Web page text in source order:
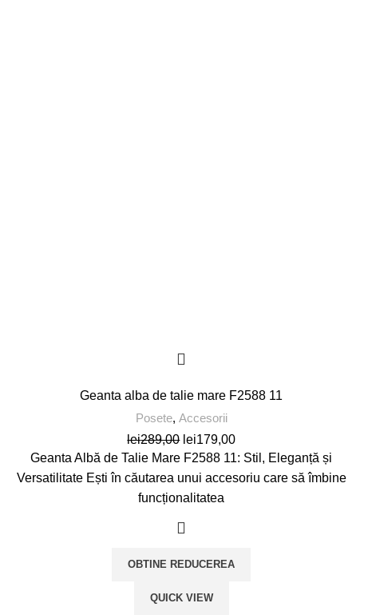
Geanta alba de talie mare F2588 11
Posete, Accesorii
lei289,00 Prețul
inițial
fost:
lei289,00.
lei179,00Prețul
curent
este:
lei179,00.
Geanta Albă de Talie Mare F2588 11: Stil, Eleganță și
Versatilitate Ești în căutarea unui accesoriu care să îmbine
funcționalitatea
OBTINE REDUCEREA
QUICK VIEW